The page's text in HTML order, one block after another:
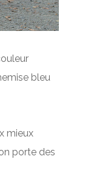
bleu
mieux
porte des